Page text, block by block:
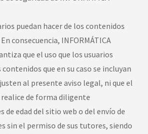
puedan hacer de los contenidos
consecuencia, INFORMÁTICA
que el uso que los usuarios
que en su caso se incluyan
al presente aviso legal, ni que el
de forma diligente
de edad del sitio web o del envío de
sin el permiso de sus tutores, siendo